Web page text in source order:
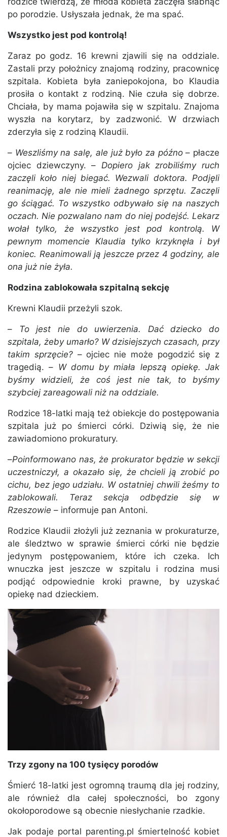
po porodzie. Usłyszała jednak, że ma spać.
Wszystko jest pod kontrolą!
Zaraz po godz. 16 krewni zjawili się na oddziale.
Zastali przy położnicy znajomą rodziny, pracownicę
szpitala. Kobieta była zaniepokojona, bo Klaudia
prosiła o kontakt z rodziną. Nie czuła się dobrze.
Chciała, by mama pojawiła się w szpitalu. Znajoma
wyszła na korytarz, by zadzwonić. W drzwiach
zderzyła się z rodziną Klaudii.
– Weszliśmy na salę, ale już było za późno– płacze
ojciec dziewczyny. – Dopiero jak zrobiliśmy ruch
zaczęli koło niej biegać. Wezwali doktora. Podjęli
reanimację, ale nie mieli żadnego sprzętu. Zaczęli
go ściągać. To wszystko odbywało się na naszych
oczach. Nie pozwalano nam do niej podejść. Lekarz
wołał tylko, że wszystko jest pod kontrolą. W
pewnym momencie Klaudia tylko krzyknęła i był
koniec. Reanimowali ją jeszcze przez 4 godziny, ale
ona już nie żyła.
Rodzina zablokowała szpitalną sekcję
Krewni Klaudii przeżyli szok.
– To jest nie do uwierzenia. Dać dziecko do
szpitala, żeby umarło? W dzisiejszych czasach, przy
takim sprzęcie?– ojciec nie może pogodzić się z
tragedią. – W domu by miała lepszą opiekę. Jak
byśmy widzieli, że coś jest nie tak, to byśmy
szybciej zareagowali niż na oddziale.
Rodzice 18-latki mają też obiekcje do postępowania
szpitala już po śmierci córki. Dziwią się, że nie
zawiadomiono prokuratury.
–Poinformowano nas, że prokurator będzie w sekcji
uczestniczył, a okazało się, że chcieli ją zrobić po
cichu, bez jego udziału. W ostatniej chwili żeśmy to
zablokowali. Teraz sekcja odbędzie się w
Rzeszowie – informuje pan Antoni.
Rodzice Klaudii złożyli już zeznania w prokuraturze,
ale śledztwo w sprawie śmierci córki nie będzie
jedynym postępowaniem, które ich czeka. Ich
wnuczka jest jeszcze w szpitalu i rodzina musi
podjąć odpowiednie kroki prawne, by uzyskać
opiekę nad dzieckiem.
Trzy zgony na 100 tysięcy porodów
Śmierć 18-latki jest ogromną traumą dla jej rodziny,
ale również dla całej społeczności, bo zgony
okołoporodowe są obecnie niesłychanie rzadkie.
Jak podaje portal parenting.pl śmiertelność kobiet